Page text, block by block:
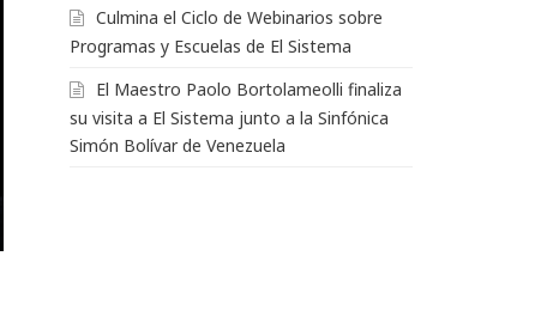
Culmina el Ciclo de Webinarios sobre
Programas y Escuelas de El Sistema
El Maestro Paolo Bortolameolli finaliza
su visita a El Sistema junto a la Sinfónica
Simón Bolívar de Venezuela